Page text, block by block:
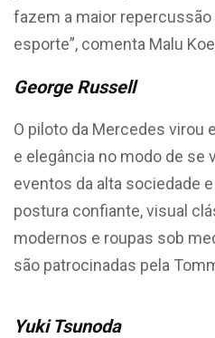
fazem a maior
esporte”, comenta Malu
George Russell
O piloto da Mercedes virou
e elegância no modo de se
eventos da alta sociedade
postura confiante, visual
modernos e roupas sob
são patrocinadas pela
Yuki Tsunoda